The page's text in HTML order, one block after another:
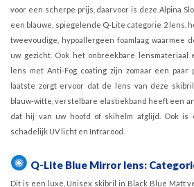
voor een scherpe prijs, daarvoor is deze Alpina
een blauwe, spiegelende Q-Lite categorie 2 lens,
tweevoudige, hypoallergeen foamlaag waarmee
uw gezicht. Ook het onbreekbare
lens met Anti-Fog coating zijn zomaar een paar
laatste zorgt ervoor dat de lens van deze
blauw-witte, verstelbare elastiekband heeft een
dat hij van uw hoofd of skihelm afglijd. Ook is
schadelijk UV licht en Infrarood.
Q-Lite Blue Mirror lens:
Dit is een luxe, Unisex skibril in Black Blue Matt